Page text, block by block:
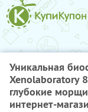
Уникальная
Xenolaboratory
глубокие
интернет-